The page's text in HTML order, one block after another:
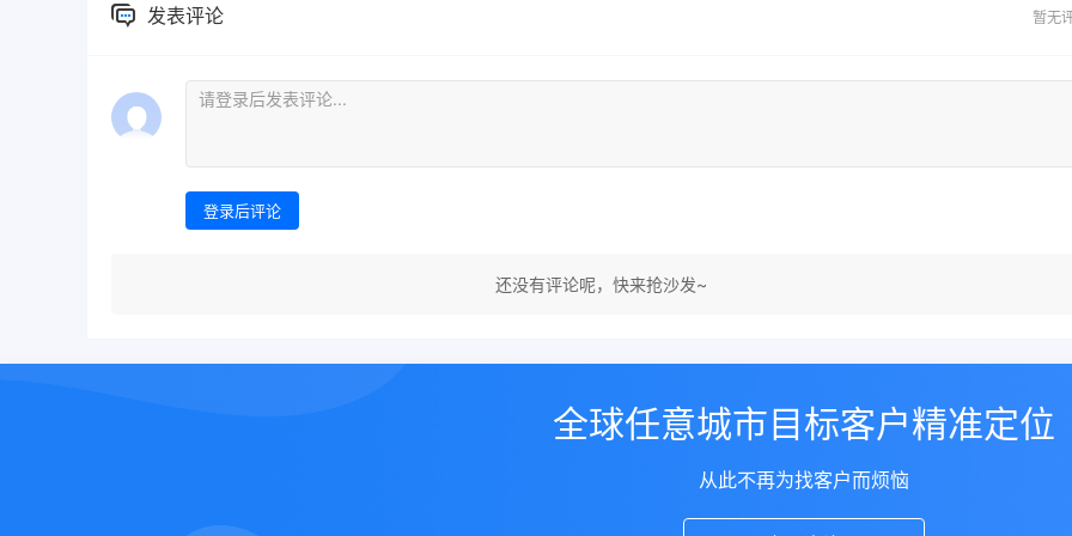
发表评论 暂无
登录后评论
还没有评论呢，快来抢沙发~
全球任意城市目标客户精准定位
从此不再为找客户而烦恼